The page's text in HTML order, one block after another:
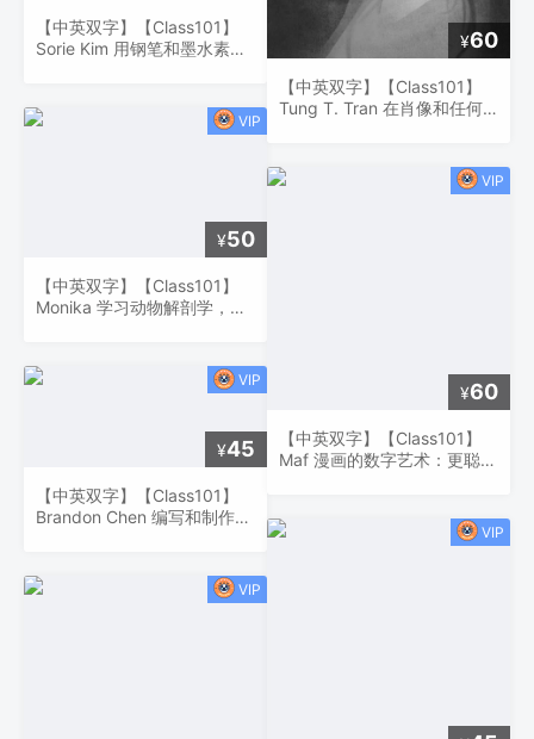
【中英双字】【Class101】
Sorie Kim 用钢笔和墨水素描
¥50
【中英双字】【Class101】
Monika 学习动物解剖学，从
¥45
【中英双字】【Class101】
Brandon Chen 编写和制作漫
¥60
【中英双字】【Class101】
Tung T. Tran 在肖像和任何
¥60
【中英双字】【Class101】
Maf 漫画的数字艺术：更聪明